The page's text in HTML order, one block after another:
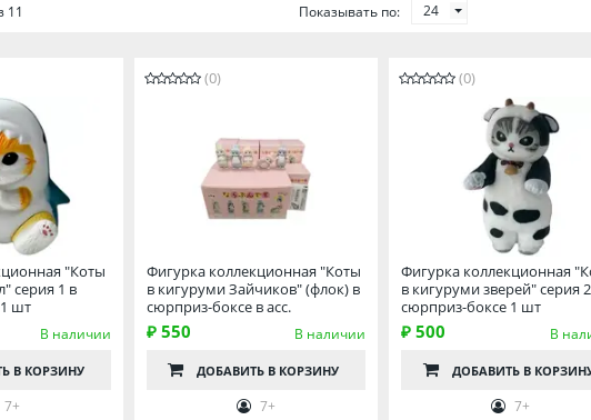
11 Показывать по: 24
"Коты
серия 1 в
шт
В наличии
В КОРЗИНУ
7+
(0)
Фигурка коллекционная "Коты
в кигуруми Зайчиков" (флок) в
сюрприз-боксе в асс.
₽ 550 В наличии
ДОБАВИТЬ В КОРЗИНУ
7+
(0)
Фигурка коллекционная
в кигуруми зверей" серия
сюрприз-боксе 1 шт
₽ 500 В
ДОБАВИТЬ В
7+